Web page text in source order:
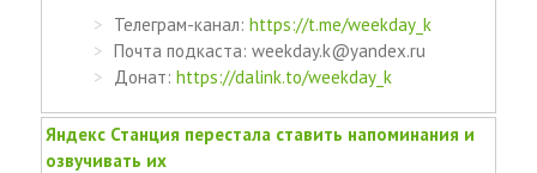
Телеграм-канал: https://t.me/weekday_k
Почта подкаста: weekday.k@yandex.ru
Донат: https://dalink.to/weekday_k
Яндекс Станция перестала ставить напоминания и
озвучивать их